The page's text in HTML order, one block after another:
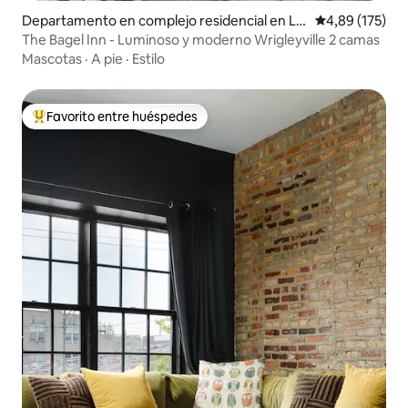
Departamento en complejo residencial en La
ke View
Calificación
4,89 (175)
The Bagel Inn - Luminoso y moderno Wrigleyville 2 camas
Mascotas · A pie · Estilo
Favorito entre los huéspedes más destacados
Favorito entre huéspedes